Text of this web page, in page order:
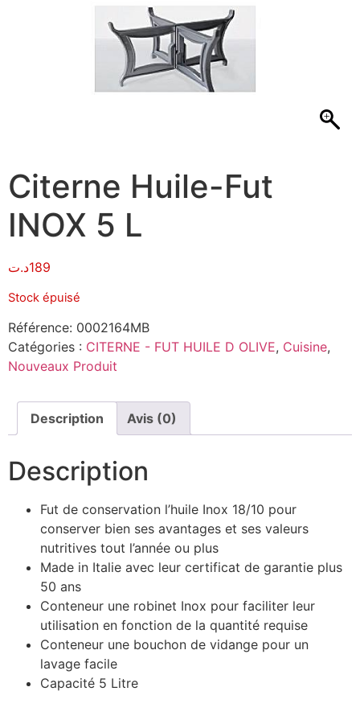
Citerne Huile-Fut
INOX 5 L
189د.ت
Stock épuisé
Référence: 0002164MB
Catégories : CITERNE - FUT HUILE D OLIVE, Cuisine,
Nouveaux Produit
Description Avis (0)
Description
Fut de conservation l’huile Inox 18/10 pour
conserver bien ses avantages et ses valeurs
nutritives tout l’année ou plus
Made in Italie avec leur certificat de garantie plus
50 ans
Conteneur une robinet Inox pour faciliter leur
utilisation en fonction de la quantité requise
Conteneur une bouchon de vidange pour un
lavage facile
Capacité 5 Litre